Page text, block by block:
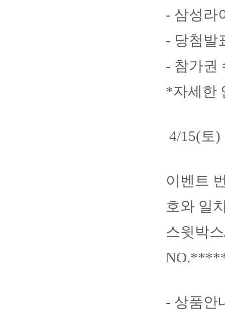
- 삼성라
- 당첨발
- 참가권
*자세한
4/15(토
이벤트
호와 일
스윗박
- 상품안